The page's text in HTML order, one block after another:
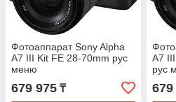
Фотоаппарат Sony Alpha
A7 III Kit FE 28-70mm рус
меню
679 975 ₸
A7
рус
679